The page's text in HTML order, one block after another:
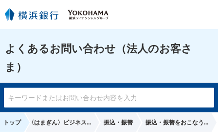
よくあるお問い合わせ（法人のお客さ
ま）
トップ 〈はまぎん〉ビジネス... 振込・振替 振込・振替をおこなう...